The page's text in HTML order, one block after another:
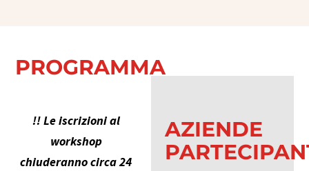
PROGRAMMA
!! Le iscrizioni al
workshop
chiuderanno circa 24
AZIENDE